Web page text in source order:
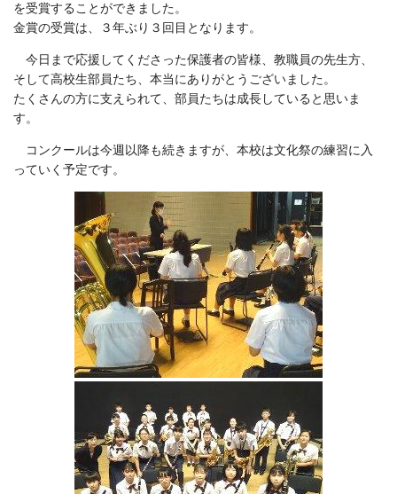
を受賞することができました。
金賞の受賞は、３年ぶり３回目となります。
今日まで応援してくださった保護者の皆様、教職員の先生方、
そして高校生部員たち、本当にありがとうございました。
たくさんの方に支えられて、部員たちは成長していると思いま
す。
コンクールは今週以降も続きますが、本校は文化祭の練習に入
っていく予定です。